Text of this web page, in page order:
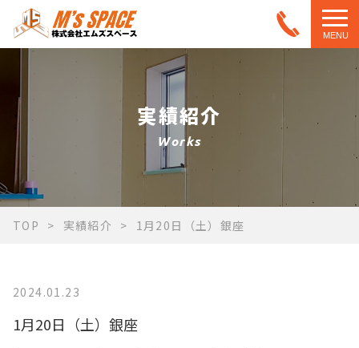
MENU
実績紹介
Works
TOP 実績紹介 1月20日（土）銀座
2024.01.23
1月20日（土）銀座